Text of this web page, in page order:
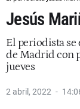
Jesús
El periodista se
de Madrid con
jueves
2 abril, 2022